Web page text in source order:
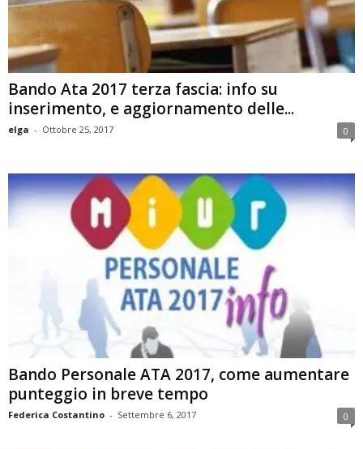
Bando Ata 2017 terza fascia: info su
inserimento, e aggiornamento delle...
elga - Ottobre 25, 2017 0
Bando Personale ATA 2017, come aumentare
punteggio in breve tempo
Federica Costantino - Settembre 6, 2017 0